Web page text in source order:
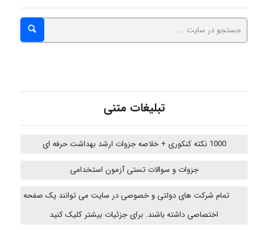
HaddadiMahsa
تبلیغات متنی
1000 نکته کنکوری + خلاصه جزوات ارشد بهداشت حرفه ای
جزوات و سوالات تستی آزمون استخدامی
تمام شرکت های دولتی و خصوصی در سایت می توانند یک صفحه
اختصاصی داشته باشند. برای جزئیات بیشتر کلیک کنید